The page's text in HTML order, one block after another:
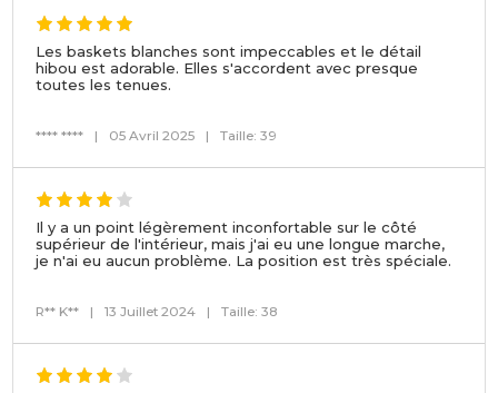
Les baskets blanches sont impeccables et le détail
hibou est adorable. Elles s'accordent avec presque
toutes les tenues.
**** **** | 05 Avril 2025 | Taille: 39
Il y a un point légèrement inconfortable sur le côté
supérieur de l'intérieur, mais j'ai eu une longue marche,
je n'ai eu aucun problème. La position est très spéciale.
R** K** | 13 Juillet 2024 | Taille: 38